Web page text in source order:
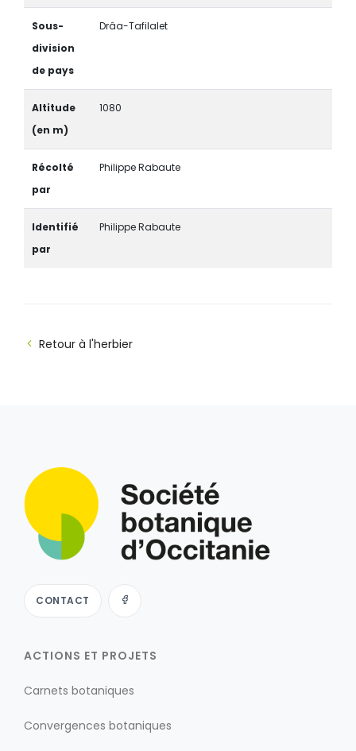
Sous-
division
de pays
Drâa-Tafilalet
Altitude
(en m)
1080
Récolté
par
Philippe Rabaute
Identifié
par
Philippe Rabaute
Retour à l'herbier
CONTACT
ACTIONS ET PROJETS
Carnets botaniques
Convergences botaniques